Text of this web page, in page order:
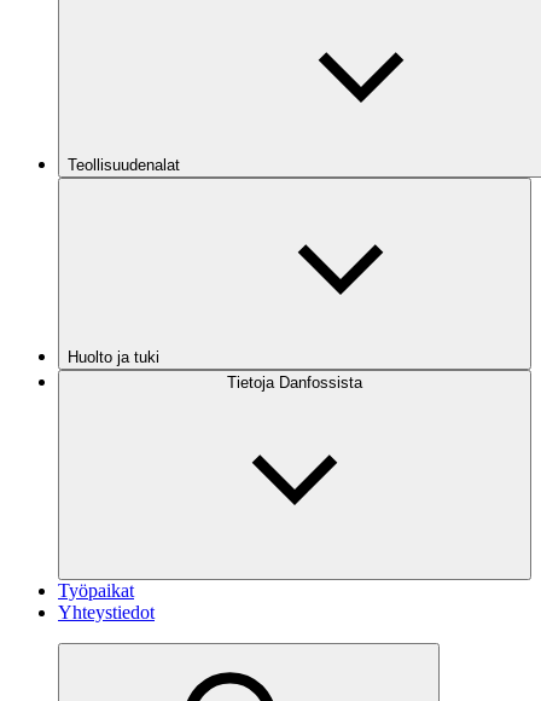
Teollisuudenalat
Huolto ja tuki
Tietoja Danfossista
Työpaikat
Yhteystiedot